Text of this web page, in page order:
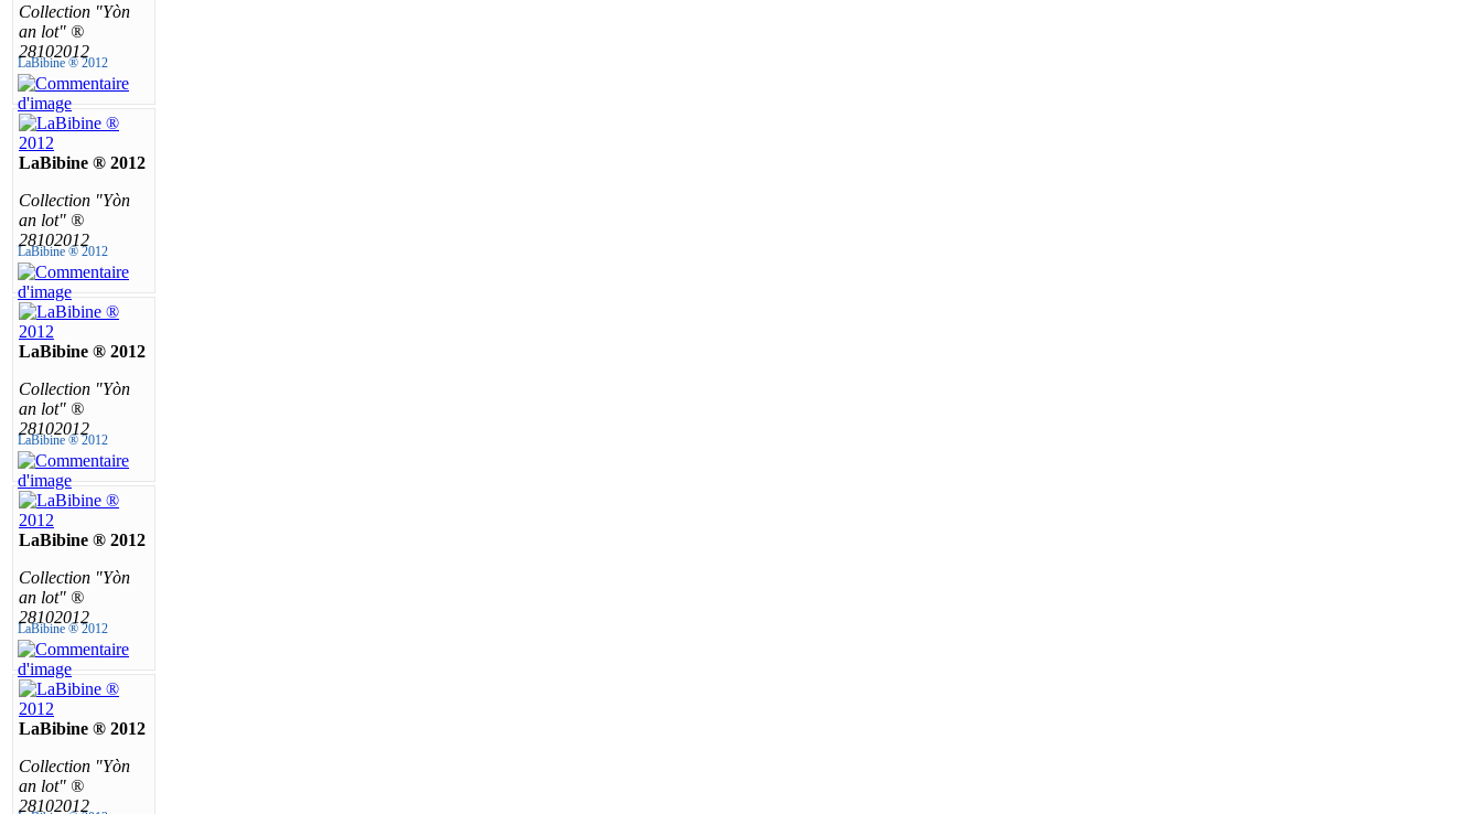
Collection "Yòn
an lot" ®
28102012
LaBibine ® 2012
LaBibine ® 2012
Collection "Yòn
an lot" ®
28102012
LaBibine ® 2012
LaBibine ® 2012
Collection "Yòn
an lot" ®
28102012
LaBibine ® 2012
LaBibine ® 2012
Collection "Yòn
an lot" ®
28102012
LaBibine ® 2012
LaBibine ® 2012
Collection "Yòn
an lot" ®
28102012